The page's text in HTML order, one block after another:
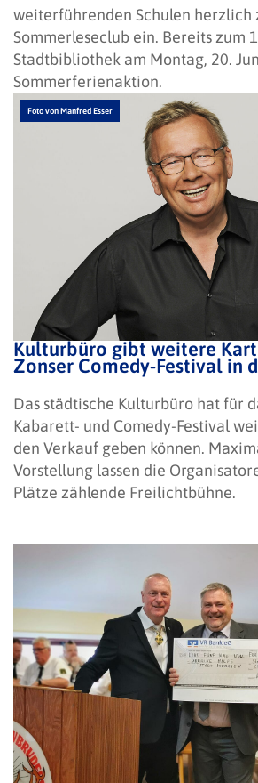
weiterführenden Schulen herzlich
Sommerleseclub ein. Bereits zum
Stadtbibliothek am Montag, 20.
Sommerferienaktion.
Foto von Manfred Esser
Kulturbüro gibt weitere
Zonser Comedy-Festival in
Das städtische Kulturbüro hat für
Kabarett- und Comedy-Festival
den Verkauf geben können.
Vorstellung lassen die
Plätze zählende Freilichtbühne.